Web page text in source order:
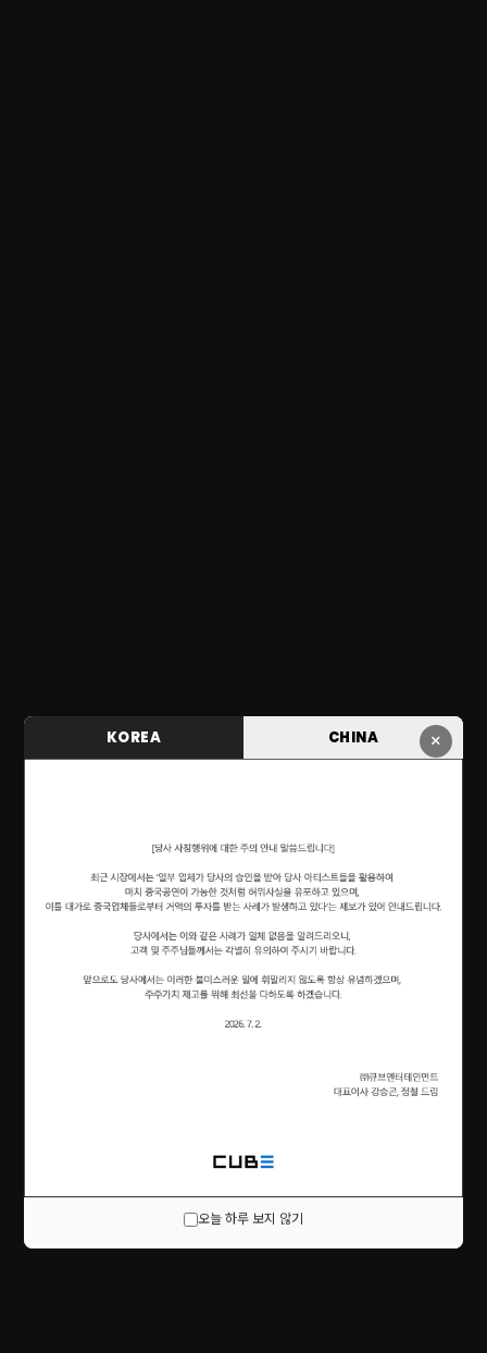
×
KOREA CHINA
오늘 하루 보지 않기